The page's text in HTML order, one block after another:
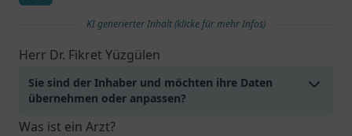
KI generierter Inhalt (klicke für mehr Infos)
Herr Dr. Fikret Yüzgülen
Sie sind der Inhaber und möchten ihre Daten
übernehmen oder anpassen?
Was ist ein Arzt?